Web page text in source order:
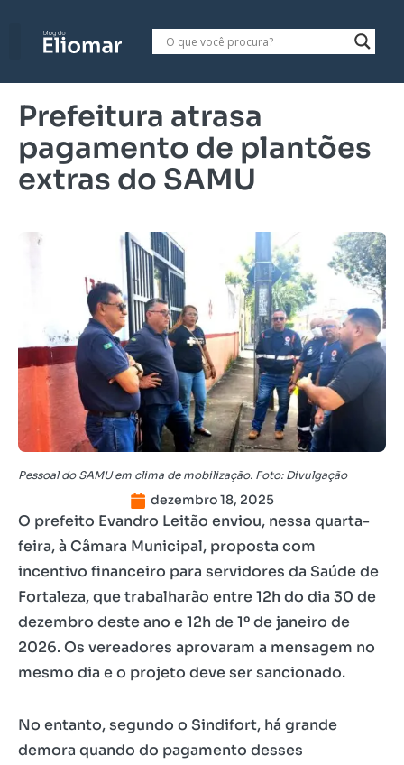
Prefeitura atrasa
pagamento de plantões
extras do SAMU
Pessoal do SAMU em clima de mobilização. Foto: Divulgação
dezembro 18, 2025
O prefeito Evandro Leitão enviou, nessa quarta-
feira, à Câmara Municipal, proposta com
incentivo financeiro para servidores da Saúde de
Fortaleza, que trabalharão entre 12h do dia 30 de
dezembro deste ano e 12h de 1º de janeiro de
2026. Os vereadores aprovaram a mensagem no
mesmo dia e o projeto deve ser sancionado.
No entanto, segundo o Sindifort, há grande
demora quando do pagamento desses